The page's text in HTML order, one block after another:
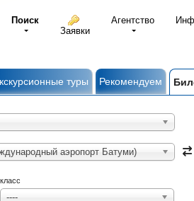
Поиск
Заявки
Агентство
туры Рекомендуем
аэропорт Батуми)
класс
----